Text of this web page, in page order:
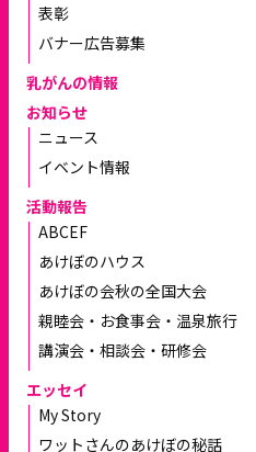
表彰
バナー広告募集
乳がんの情報
お知らせ
ニュース
イベント情報
活動報告
ABCEF
あけぼのハウス
あけぼの会秋の全国大会
親睦会・お食事会・温泉旅行
講演会・相談会・研修会
エッセイ
My Story
ワットさんのあけぼの秘話